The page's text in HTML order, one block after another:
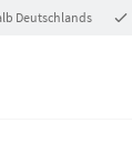
Deutschlands